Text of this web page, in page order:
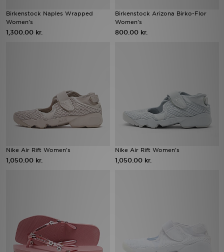
Birkenstock Naples Wrapped
Women's
1,300.00 kr.
Birkenstock Arizona Birko-Flor
Women's
800.00 kr.
Nike Air Rift Women's
1,050.00 kr.
Nike Air Rift Women's
1,050.00 kr.